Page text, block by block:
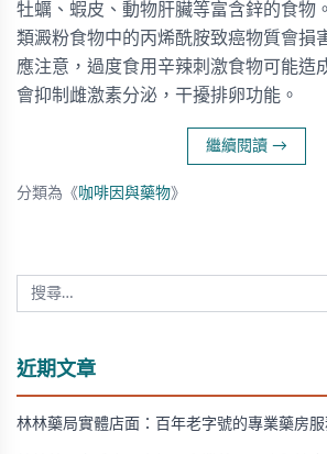
牡蠣、蝦皮、動物肝臟等富含鋅的食物
類澱粉食物中的丙烯酰胺致癌物質會損
應注意，過度食用辛辣刺激食物可能造
會抑制雌激素分泌，干擾排卵功能。
繼續閱讀 →
分類為《咖啡因與藥物》
近期文章
林林藥局實體店面：百年老字號的專業藥房